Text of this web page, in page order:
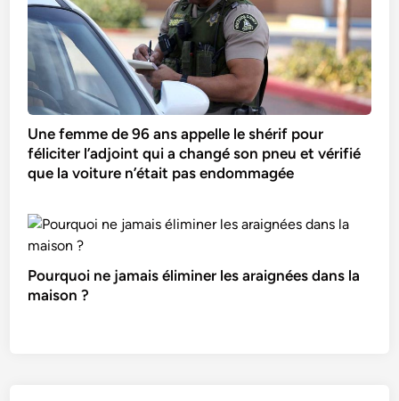
Une femme de 96 ans appelle le shérif pour
féliciter l’adjoint qui a changé son pneu et vérifié
que la voiture n’était pas endommagée
Pourquoi ne jamais éliminer les araignées dans la
maison ?